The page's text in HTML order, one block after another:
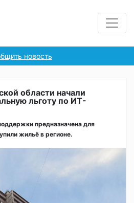
новость
области начали
льготу по ИТ-
предназначена для
жильё в регионе.